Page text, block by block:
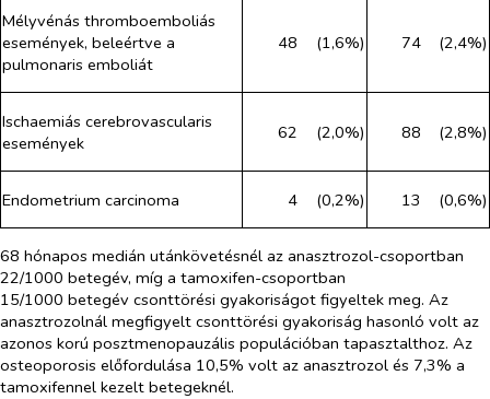
Mélyvénás thromboemboliás
események, beleértve a
pulmonaris emboliát
48 (1,6%) 74 (2,4%)
Ischaemiás cerebrovascularis
események
62 (2,0%) 88 (2,8%)
Endometrium carcinoma 4 (0,2%) 13 (0,6%)
68 hónapos medián utánkövetésnél az anasztrozol-csoportban
22/1000 betegév, míg a tamoxifen-csoportban
15/1000 betegév csonttörési gyakoriságot figyeltek meg. Az
anasztrozolnál megfigyelt csonttörési gyakoriság hasonló volt az
azonos korú posztmenopauzális populációban tapasztalthoz. Az
osteoporosis előfordulása 10,5% volt az anasztrozol és 7,3% a
tamoxifennel kezelt betegeknél.